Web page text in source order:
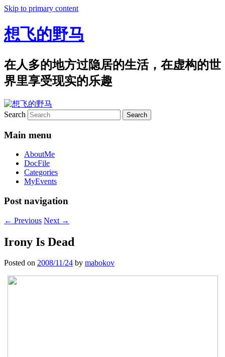
Skip to primary content
想飞的野马
在人多的地方过隐居的生活，在虚构的世
界里享受现实的乐趣
Search
Main menu
AboutMe
DocFile
Categories
MyEvents
Post navigation
← Previous Next →
Irony Is Dead
Posted on 2008/11/24 by mabokov